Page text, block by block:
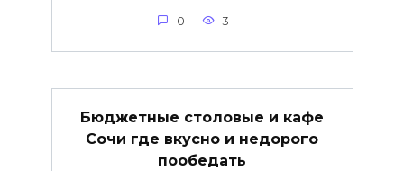
0 3
Бюджетные столовые и кафе
Сочи где вкусно и недорого
пообедать